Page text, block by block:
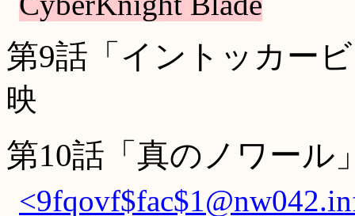
第9話「イントッカー
映
第10話「真のノワール